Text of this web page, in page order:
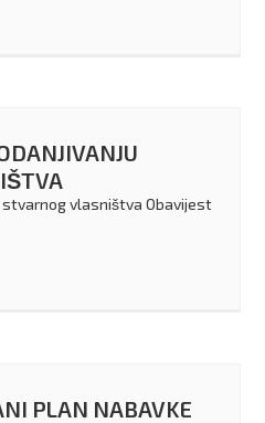
vlasništva Obavijest
PLAN NABAVKE